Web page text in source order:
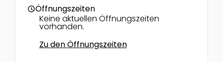
scheduleÖffnungszeiten
Keine aktuellen Öffnungszeiten
vorhanden.
Zu den Öffnungszeiten